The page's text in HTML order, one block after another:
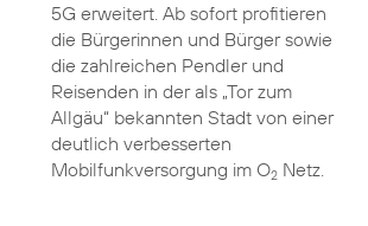
5G erweitert. Ab sofort profitieren
die Bürgerinnen und Bürger sowie
die zahlreichen Pendler und
Reisenden in der als „Tor zum
Allgäu“ bekannten Stadt von einer
deutlich verbesserten
Mobilfunkversorgung im O2Netz.